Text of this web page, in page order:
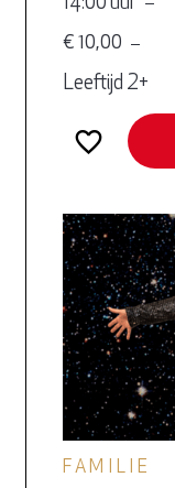
€ 10,00
Leeftijd 2+
FAMILIE